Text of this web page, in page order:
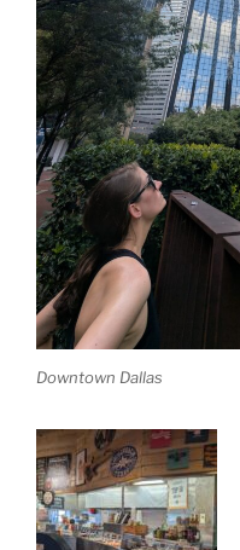
Downtown Dallas